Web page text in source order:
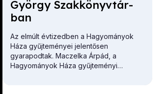
György Szak­könyv­tár­
ban
Az elmúlt évtizedben a Hagyományok
Háza gyűjteményei jelentősen
gyarapodtak. Maczelka Árpád, a
Hagyományok Háza gyűjteményi